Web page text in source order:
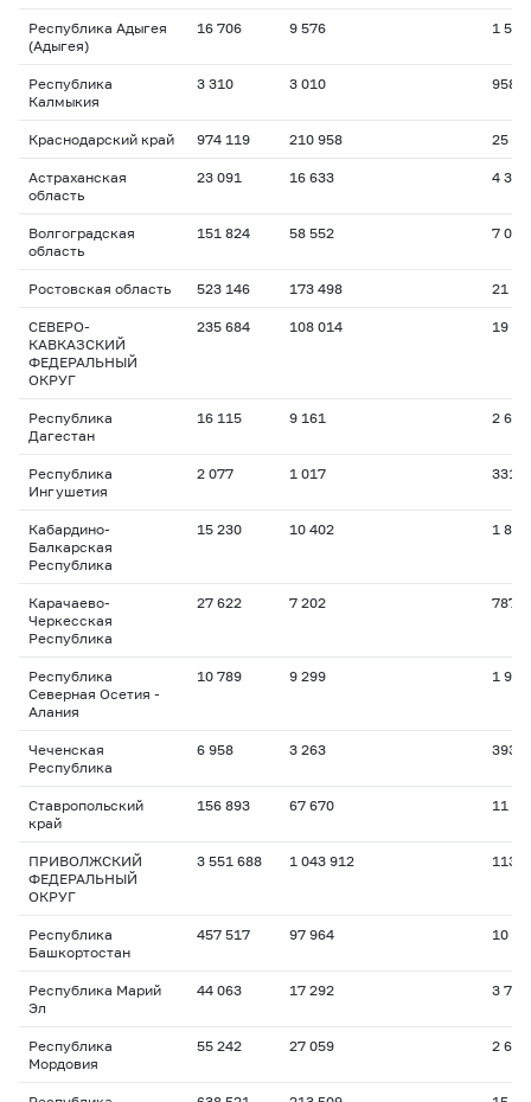
Республика Адыгея
(Адыгея)
16 706 9 576 1 540
Республика
Калмыкия
3 310 3 010 958
Краснодарский край 974 119 210 958 25
Астраханская
область
23 091 16 633 4 347
Волгоградская
область
151 824 58 552 7 087
Ростовская область 523 146 173 498 21
СЕВЕРО-
КАВКАЗСКИЙ
ФЕДЕРАЛЬНЫЙ
ОКРУГ
235 684 108 014 19
Республика
Дагестан
16 115 9 161 2 690
Республика
Ингушетия
2 077 1 017 331
Кабардино-
Балкарская
Республика
15 230 10 402 1 896
Карачаево-
Черкесская
Республика
27 622 7 202 787
Республика
Северная Осетия -
Алания
10 789 9 299 1 930
Чеченская
Республика
6 958 3 263 393
Ставропольский
край
156 893 67 670 11
ПРИВОЛЖСКИЙ
ФЕДЕРАЛЬНЫЙ
ОКРУГ
3 551 688 1 043 912 113
Республика
Башкортостан
457 517 97 964 10
Республика Марий
Эл
44 063 17 292 3 756
Республика
Мордовия
55 242 27 059 2 621